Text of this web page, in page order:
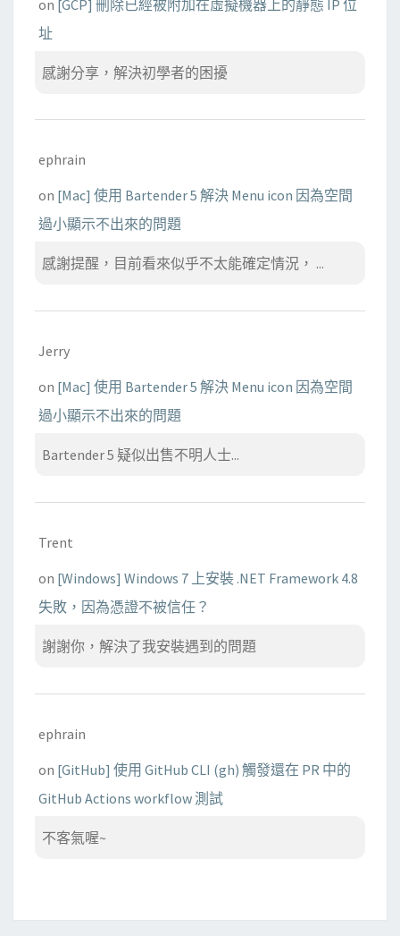
on [GCP] 刪除已經被附加在虛擬機器上的靜態 IP 位
址
感謝分享，解決初學者的困擾
ephrain
on [Mac] 使用 Bartender 5 解決 Menu icon 因為空間
過小顯示不出來的問題
感謝提醒，目前看來似乎不太能確定情況， ...
Jerry
on [Mac] 使用 Bartender 5 解決 Menu icon 因為空間
過小顯示不出來的問題
Bartender 5 疑似出售不明人士...
Trent
on [Windows] Windows 7 上安裝 .NET Framework 4.8
失敗，因為憑證不被信任？
謝謝你，解決了我安裝遇到的問題
ephrain
on [GitHub] 使用 GitHub CLI (gh) 觸發還在 PR 中的
GitHub Actions workflow 測試
不客氣喔~